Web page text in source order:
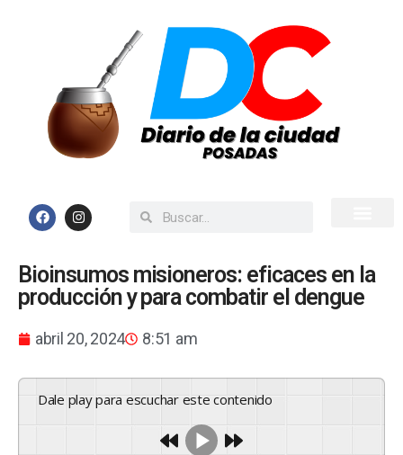
Bioinsumos misioneros: eficaces en la
producción y para combatir el dengue
abril 20, 2024 8:51 am
Dale play para escuchar este contenido